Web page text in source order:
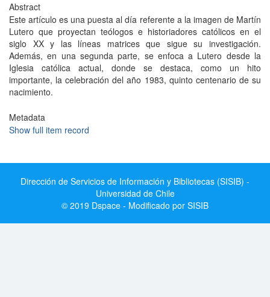
Abstract
Este artículo es una puesta al día referente a la imagen de Martín
Lutero que proyectan teólogos e historiadores católicos en el
siglo XX y las líneas matrices que sigue su investigación.
Además, en una segunda parte, se enfoca a Lutero desde la
Iglesia católica actual, donde se destaca, como un hito
importante, la celebración del año 1983, quinto centenario de su
nacimiento.
Metadata
Show full item record
Dirección de Servicios de Información y Bibliotecas (SISIB) -
Universidad de Chile
© 2019 Dspace - Modificado por SISIB